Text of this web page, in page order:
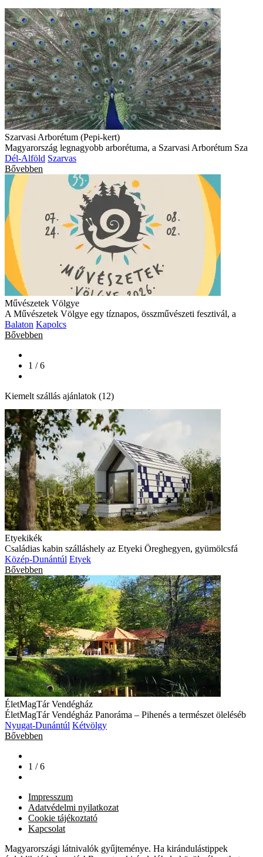
Szarvasi Arborétum (Pepi-kert)
Magyarország legnagyobb arborétuma, a Szarvasi Arborétum Sza
Dél-Alföld Szarvas
Bővebben
Művészetek Völgye
A Művészetek Völgye egy tíznapos, összművészeti fesztivál, a
Balaton Kapolcs
Bővebben
1 / 6
Kiemelt szállás ajánlatok (12)
Etyekikék
Családias kabin szálláshely az Etyeki Öreghegyen, gyümölcsfá
Közép-Dunántúl Etyek
Bővebben
ÉletMagTár Vendégház
ÉletMagTár Vendégház Panoráma – Pihenés a természet öleléséb
Nyugat-Dunántúl Kétvölgy
Bővebben
1 / 6
Impresszum
Adatvédelmi nyilatkozat
Cookie tájékoztató
Kapcsolat
Magyarországi látnivalók gyűjteménye. Ha kirándulástippek